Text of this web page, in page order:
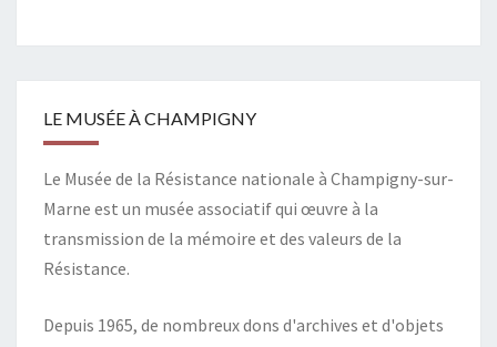
LE MUSÉE À CHAMPIGNY
Le Musée de la Résistance nationale à Champigny-sur-
Marne est un musée associatif qui œuvre à la
transmission de la mémoire et des valeurs de la
Résistance.
Depuis 1965, de nombreux dons d'archives et d'objets